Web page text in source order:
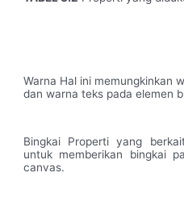
Warna Hal ini memungkinkan
dan warna teks pada elemen
Bingkai Properti yang
untuk memberikan bingkai
canvas.